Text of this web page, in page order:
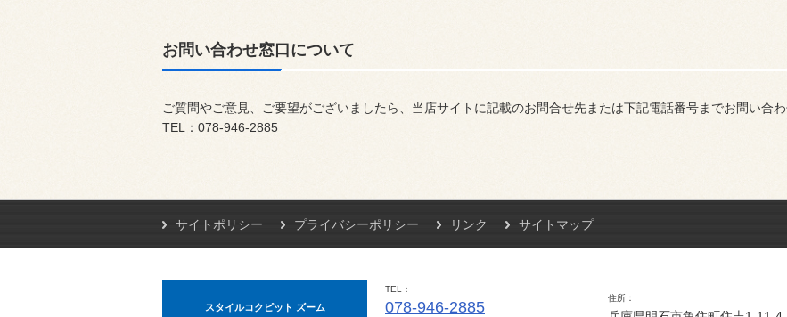
お問い合わせ窓口について
ご質問やご意見、ご要望がございましたら、当店サイトに記載のお問合せ先または下記電話番号までお問い合わ
TEL：078-946-2885
サイトポリシー プライバシーポリシー リンク サイトマップ
スタイルコクピット ズーム
TEL
078-946-2885
住所